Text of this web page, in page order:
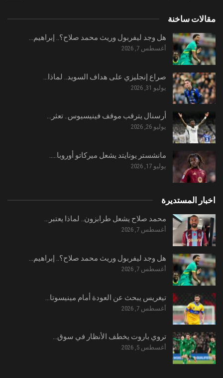
مقالات ساخنة
هل وجد ليفربول وريث محمد صلاح؟.. إبراهيم…
أغسطس 7, 2026
صراع إنجليزي على هداف السويد.. لماذا…
يوليو 31, 2026
أرسنال يترقب موقف فينيسيوس.. تعثر…
يوليو 26, 2026
مانشستر يونايتد يشعل ميركاتو أوروبا..…
يوليو 17, 2026
اخبار المستديرة
محمد صلاح يشعل طرابزون.. لماذا يعتبر…
أغسطس 7, 2026
هل وجد ليفربول وريث محمد صلاح؟.. إبراهيم…
أغسطس 7, 2026
تيغريس يبحث عن العودة أمام مينيسوتا…
أغسطس 7, 2026
تروي باروت يخطف الأنظار في سوق…
أغسطس 5, 2026